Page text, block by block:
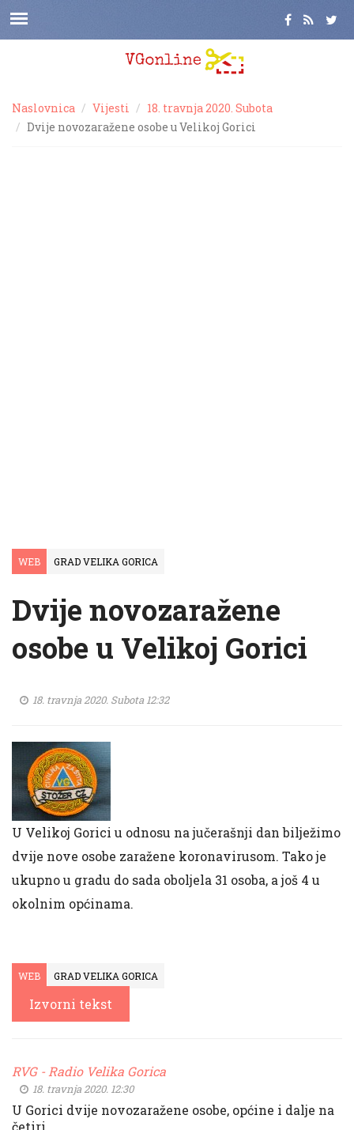
Naslovnica Vijesti
18. travnja 2020. Subota
Dvije novozaražene osobe u Velikoj Gorici
WEB GRAD VELIKA GORICA
Dvije novozaražene
osobe u Velikoj Gorici
18. travnja 2020. Subota 12:32
U Velikoj Gorici u odnosu na jučerašnji dan bilježimo
dvije nove osobe zaražene koronavirusom. Tako je
ukupno u gradu do sada oboljela 31 osoba, a još 4 u
okolnim općinama.
WEB GRAD VELIKA GORICA
Izvorni tekst
RVG - Radio Velika Gorica
18. travnja 2020. 12:30
U Gorici dvije novozaražene osobe, općine i dalje na
četiri